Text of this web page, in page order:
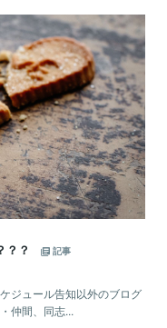
？？
記事
ジュール告知以外のブログ
仲間、同志...